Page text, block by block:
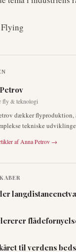
fly & teknologi
dækker
tekniske
af Anna Petrov →
til verdens